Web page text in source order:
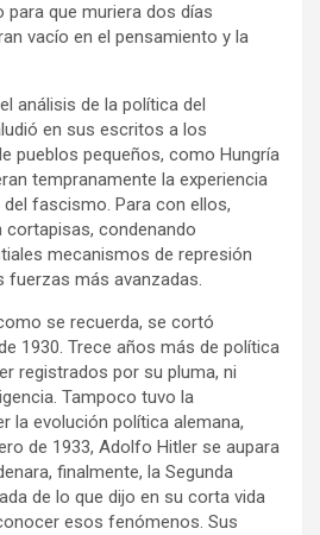
para que muriera dos días
vacío en el pensamiento y la
análisis de la política del
en sus escritos a los
pueblos pequeños, como Hungría
tempranamente la experiencia
fascismo. Para con ellos,
cortapisas, condenando
mecanismos de represión
más avanzadas.
se recuerda, se cortó
1930. Trece años más de política
registrados por su pluma, ni
Tampoco tuvo la
la evolución política alemana,
de 1933, Adolfo Hitler se aupara
finalmente, la Segunda
de lo que dijo en su corta vida
esos fenómenos. Sus